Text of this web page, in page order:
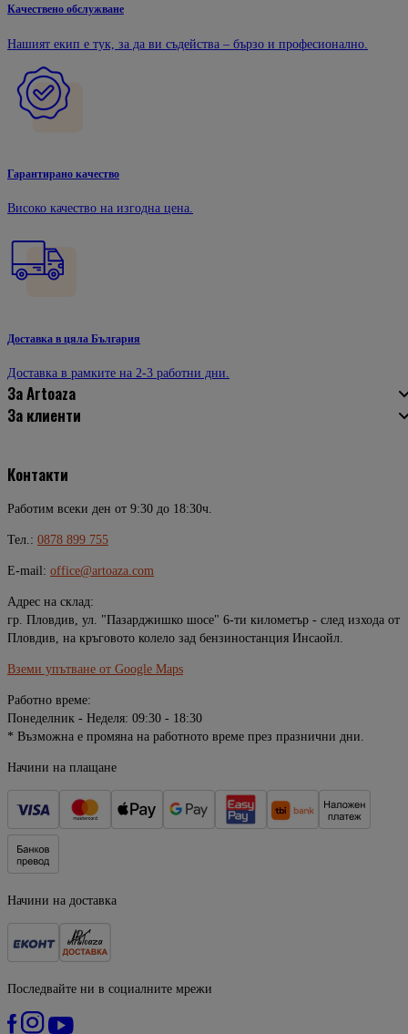
Качествено обслужване
Нашият екип е тук, за да ви съдейства – бързо и професионално.
Гарантирано качество
Високо качество на изгодна цена.
Доставка в цяла България
Доставка в рамките на 2-3 работни дни.
За Artoaza
За клиенти
Контакти
Работим всеки ден от 9:30 до 18:30ч.
Тел.: 0878 899 755
E-mail: office@artoaza.com
Адрес на склад:
гр. Пловдив, ул. "Пазарджишко шосе" 6-ти километър - след изхода от
Пловдив, на кръговото колело зад бензиностанция Инсаойл.
Вземи упътване от Google Maps
Работно време:
Понеделник - Неделя: 09:30 - 18:30
* Възможна е промяна на работното време през празнични дни.
Начини на плащане
Начини на доставка
Последвайте ни в социалните мрежи